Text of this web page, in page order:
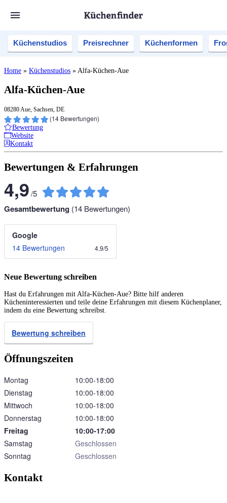
Küchenstudios Preisrechner Küchenformen
Home » Küchenstudios » Alfa-Küchen-Aue
Alfa-Küchen-Aue
08280 Aue, Sachsen, DE
(14 Bewertungen)
Bewertung
Website
Kontakt
Bewertungen & Erfahrungen
4,9/5
Gesamtbewertung (14 Bewertungen)
Google
14 Bewertungen
4,9/5
Neue Bewertung schreiben
Hast du Erfahrungen mit Alfa-Küchen-Aue? Bitte hilf anderen
Kücheninteressierten und teile deine Erfahrungen mit diesem Küchenplaner,
indem du eine Bewertung schreibst.
Bewertung schreiben
Öffnungszeiten
Montag
10:00‑18:00
Dienstag
10:00‑18:00
Mittwoch
10:00‑18:00
Donnerstag
10:00‑18:00
Freitag
10:00‑17:00
Samstag
Geschlossen
Sonntag
Geschlossen
Kontakt